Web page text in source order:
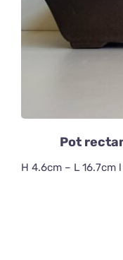
DÉTAILS
Pot
H 4.6cm – L 16.7cm